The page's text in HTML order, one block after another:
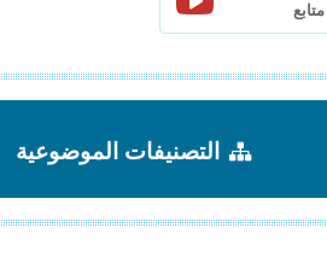
متابع
التصنيفات الموضوعية